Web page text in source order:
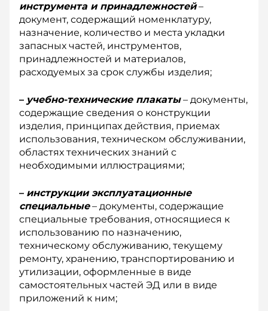
инструмента и принадлежностей–
документ, содержащий номенклатуру,
назначение, количество и места укладки
запасных частей, инструментов,
принадлежностей и материалов,
расходуемых за срок службы изделия;
– учебно-технические плакаты– документы,
содержащие сведения о конструкции
изделия, принципах действия, приемах
использования, техническом обслуживании,
областях технических знаний с
необходимыми иллюстрациями;
– инструкции эксплуатационные
специальные– документы, содержащие
специальные требования, относящиеся к
использованию по назначению,
техническому обслуживанию, текущему
ремонту, хранению, транс­портированию и
утилизации, оформленные в виде
самостоятельных частей ЭД или в виде
приложений к ним;